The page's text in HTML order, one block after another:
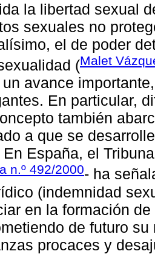
la libertad sexual
sexuales no
el de poder
(Malet
avance
En particular,
también
a que se
España, el
n.º 492/2000- ha
(indemnidad
en la formación
de futuro
procaces y